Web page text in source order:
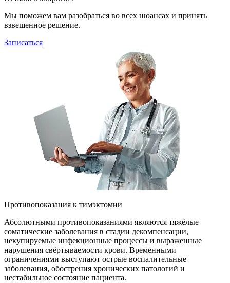
Мы поможем вам разобраться во всех нюансах и принять
взвешенное решение.
Записаться
Противопоказания к тимэктомии
Абсолютными противопоказаниями являются тяжёлые
соматические заболевания в стадии декомпенсации,
некупируемые инфекционные процессы и выраженные
нарушения свёртываемости крови. Временными
ограничениями выступают острые воспалительные
заболевания, обострения хронических патологий и
нестабильное состояние пациента.